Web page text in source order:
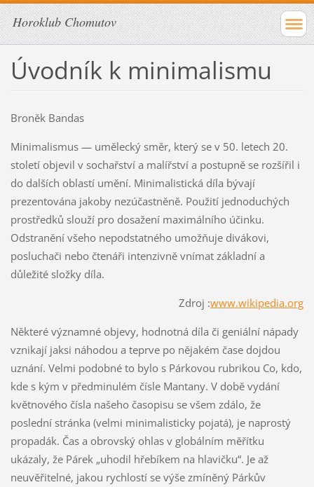
Horoklub Chomutov
Úvodník k minimalismu
Broněk Bandas
Minimalismus — umělecký směr, který se v 50. letech 20.
století objevil v sochařství a malířství a postupně se rozšířil i
do dalších oblastí umění. Minimalistická díla bývají
prezentována jakoby nezúčastněně. Použití jednoduchých
prostředků slouží pro dosažení maximálního účinku.
Odstranění všeho nepodstatného umožňuje divákovi,
posluchači nebo čtenáři intenzivně vnímat základní a
důležité složky díla.
Zdroj :www.wikipedia.org
Některé významné objevy, hodnotná díla či geniální nápady
vznikají jaksi náhodou a teprve po nějakém čase dojdou
uznání. Velmi podobné to bylo s Párkovou rubrikou Co, kdo,
kde s kým v předminulém čísle Mantany. V době vydání
květnového čísla našeho časopisu se všem zdálo, že
poslední stránka (velmi minimalisticky pojatá), je naprostý
propadák. Čas a obrovský ohlas v globálním měřítku
ukázaly, že Párek „uhodil hřebíkem na hlavičku“. Je až
neuvěřitelné, jakou rychlostí se výše zmíněný Párkův